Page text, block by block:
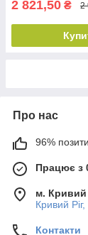
2 821,50 ₴ 2
Про нас
96%
Працює з
м. Кривий
Кривий
Контакти